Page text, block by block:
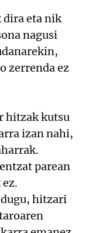
dira eta nik
nagusi
zerrenda ez
hitzak kutsu
izan nahi,
parean
hitzari